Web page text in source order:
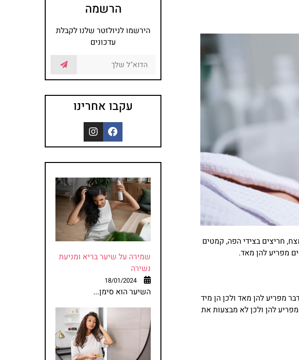
חריצים בצידי הפה, קמטים
מפריע להן מאד.
מפריע להן מאד ולכן הן מיד
להן ולכן לא מבצעות את
הרשמה
הירשמו לניולזטר שלנו לקבלת
עדכונים
עקבו אחרינו
שמירה על שיער בריא ומניעת
נשירה
18/01/2024
השיער הוא סימן...